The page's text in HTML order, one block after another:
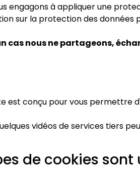
engagons à appliquer une
sur la protection des données
cas nous ne partageons,
est conçu pour vous permettre
vidéos de services tiers
de cookies